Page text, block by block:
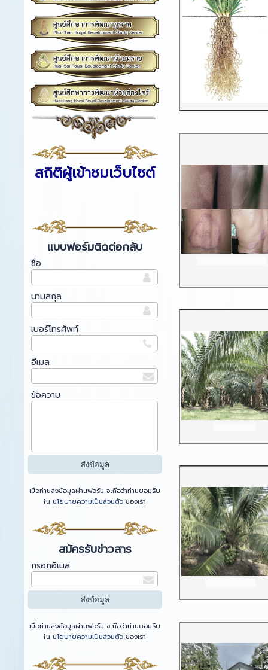
สถิติผู้เข้าชมเว็บไซต์
แบบฟอร์มติดต่อกลับ
ชื่อ
นามสกุล
เบอร์โทรศัพท์
อีเมล
ข้อความ
เมื่อท่านส่งข้อมูลผ่านฟอร์ม จะถือว่าท่านยอมรับ
ใน นโยบายความเป็นส่วนตัวของเรา
สมัครรับข่าวสาร
กรอกอีเมล
เมื่อท่านส่งข้อมูลผ่านฟอร์ม จะถือว่าท่านยอมรับ
ใน นโยบายความเป็นส่วนตัวของเรา